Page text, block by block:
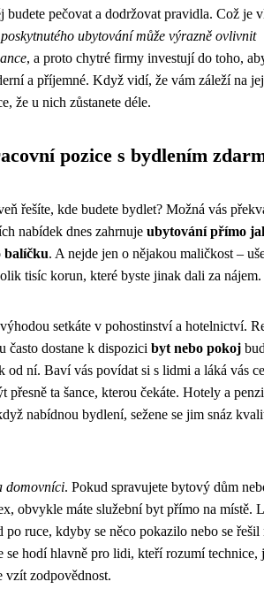
budete pečovat a dodržovat pravidla. Což je
ubytování může výrazně ovlivnit
, a proto chytré firmy investují do toho,
a příjemné. Když vidí, že vám záleží na
že u nich zůstanete déle.
pozice s bydlením
řešíte, kde budete bydlet? Možná vás
nabídek dnes zahrnuje ubytování přímo
balíčku. A nejde jen o nějakou maličkost –
tisíc korun, které byste jinak dali za nájem.
setkáte v pohostinství a hotelnictví.
často dostane k dispozici byt nebo pokoj
od ní. Baví vás povídat si s lidmi a láká vás
přesně ta šance, kterou čekáte. Hotely a
nabídnou bydlení, sežene se jim snáz
domovníci. Pokud spravujete bytový dům
obvykle máte služební byt přímo na místě.
po ruce, kdyby se něco pokazilo nebo se řešil
se hodí hlavně pro lidi, kteří rozumí technice,
vzít zodpovědnost.